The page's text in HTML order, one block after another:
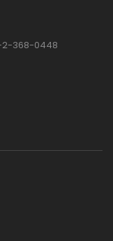
2-368-0448